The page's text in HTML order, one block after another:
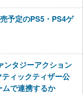
予定のPS5・PS4ゲ
ンタジーアクション
ィックティザー公
で連携するか